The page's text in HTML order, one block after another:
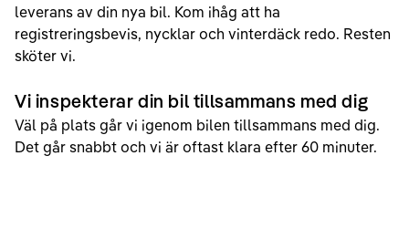
leverans av din nya bil. Kom ihåg att ha
registreringsbevis, nycklar och vinterdäck redo. Resten
sköter vi.
Vi inspekterar din bil tillsammans med dig
Väl på plats går vi igenom bilen tillsammans med dig.
Det går snabbt och vi är oftast klara efter 60 minuter.